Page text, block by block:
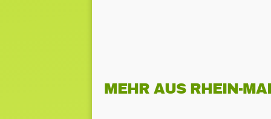
MEHR AUS RHEIN-